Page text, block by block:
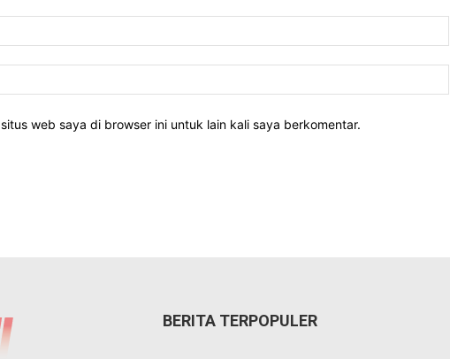
web saya di browser ini untuk lain kali saya berkomentar.
BERITA TERPOPULER